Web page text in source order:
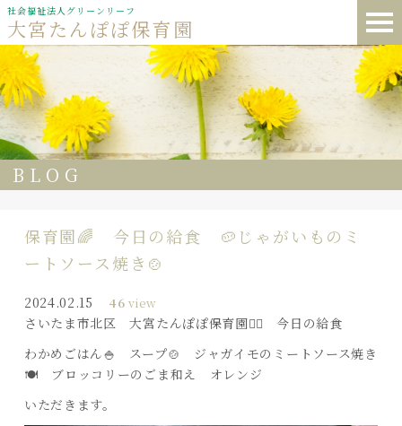
社会福祉法人グリーンリーフ
大宮たんぽぽ保育園
BLOG
保育園🌈 今日の給食 🥔じゃがいものミ
ートソース焼き🍲
2024.02.15 46 view
さいたま市北区 大宮たんぽぽ保育園🏳️‍🌈 今日の給食
わかめごはん🍚 スープ🍲 ジャガイモのミートソース焼き
🍽️ ブロッコリーのごま和え オレンジ
いただきます。